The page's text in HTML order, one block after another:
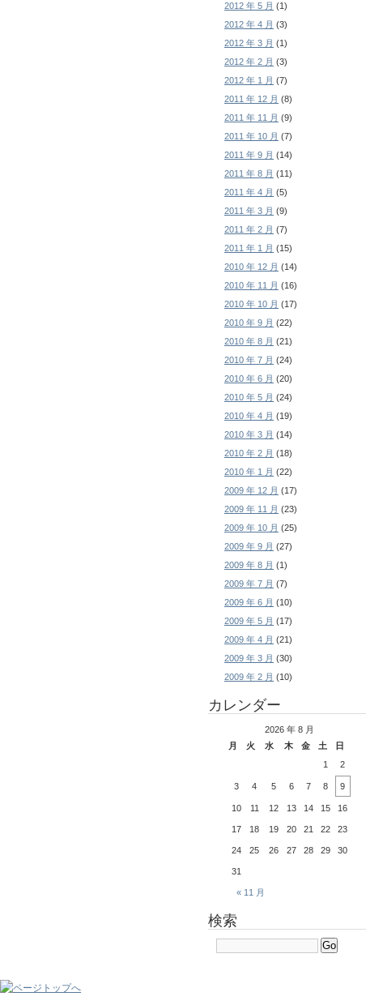
2012 年 5 月 (1)
2012 年 4 月 (3)
2012 年 3 月 (1)
2012 年 2 月 (3)
2012 年 1 月 (7)
2011 年 12 月 (8)
2011 年 11 月 (9)
2011 年 10 月 (7)
2011 年 9 月 (14)
2011 年 8 月 (11)
2011 年 4 月 (5)
2011 年 3 月 (9)
2011 年 2 月 (7)
2011 年 1 月 (15)
2010 年 12 月 (14)
2010 年 11 月 (16)
2010 年 10 月 (17)
2010 年 9 月 (22)
2010 年 8 月 (21)
2010 年 7 月 (24)
2010 年 6 月 (20)
2010 年 5 月 (24)
2010 年 4 月 (19)
2010 年 3 月 (14)
2010 年 2 月 (18)
2010 年 1 月 (22)
2009 年 12 月 (17)
2009 年 11 月 (23)
2009 年 10 月 (25)
2009 年 9 月 (27)
2009 年 8 月 (1)
2009 年 7 月 (7)
2009 年 6 月 (10)
2009 年 5 月 (17)
2009 年 4 月 (21)
2009 年 3 月 (30)
2009 年 2 月 (10)
カレンダー
2026 年 8 月
月
火 水 木 金 土 日
« 11 月
1 2
3 4 5 6 7 8 9
10 11 12 13 14 15 16
17 18 19 20 21 22 23
24 25 26 27 28 29 30
31
検索